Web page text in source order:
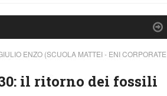
ENZO (SCUOLA MATTEI - ENI CORPORATE
il ritorno dei fossili